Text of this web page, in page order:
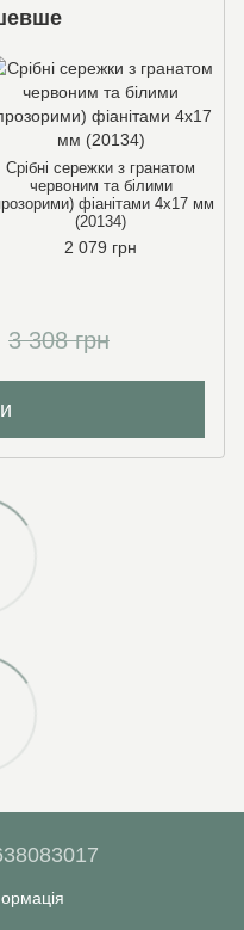
Срібні сережки з гранатом
червоним та білими
фіанітами 4х17 мм
(20134)
2 079 грн
3 308 грн